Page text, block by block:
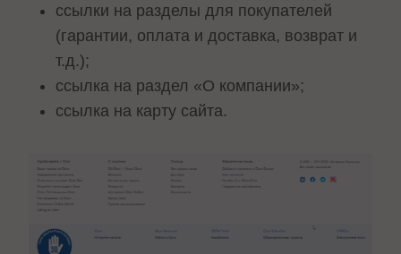
ссылки на разделы для покупателей
(гарантии, оплата и доставка, возврат и
т.д.);
ссылка на раздел «О компании»;
ссылка на карту сайта.